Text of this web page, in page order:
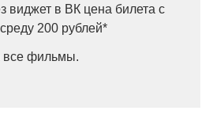
виджет в ВК цена билета с
200 рублей*
все фильмы.